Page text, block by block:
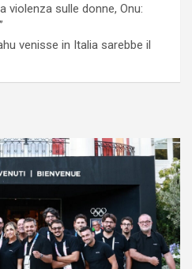
violenza sulle donne, Onu:
venisse in Italia sarebbe il